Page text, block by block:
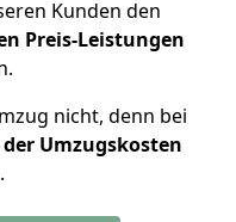
Kunden den
Preis-Leistungen
nicht, denn bei
der Umzugskosten
.